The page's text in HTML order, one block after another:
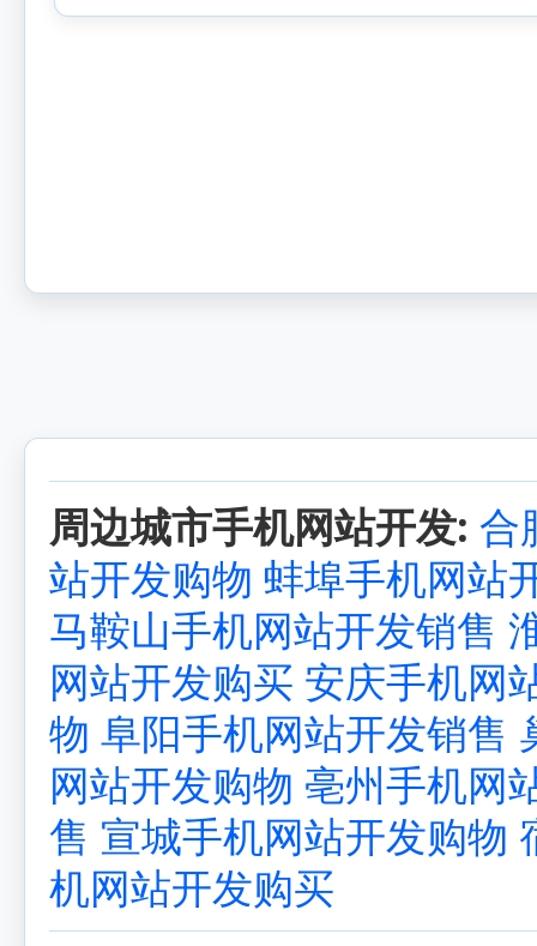
周边城市手机网站开发: 合
站开发购物 蚌埠手机网站
马鞍山手机网站开发销售
网站开发购买 安庆手机网
物 阜阳手机网站开发销售
网站开发购物 亳州手机网
售 宣城手机网站开发购物
机网站开发购买